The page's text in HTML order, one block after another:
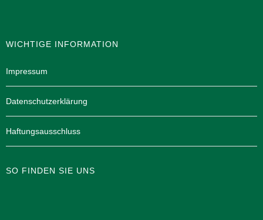
WICHTIGE INFORMATION
Impressum
Datenschutzerklärung
Haftungsausschluss
SO FINDEN SIE UNS